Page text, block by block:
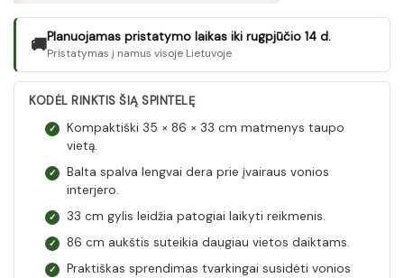
🚚Planuojamas pristatymo laikas iki rugpjūčio 14 d.
Pristatymas į namus visoje Lietuvoje
KODĖL RINKTIS ŠIĄ SPINTELĘ
✓
Kompaktiški 35 × 86 × 33 cm matmenys taupo
vietą.
✓
Balta spalva lengvai dera prie įvairaus vonios
interjero.
✓ 33 cm gylis leidžia patogiai laikyti reikmenis.
✓ 86 cm aukštis suteikia daugiau vietos daiktams.
✓
Praktiškas sprendimas tvarkingai susidėti vonios